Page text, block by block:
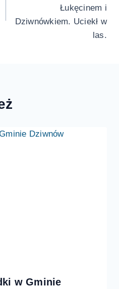
Łukęcinem i
Dziwnówkiem. Uciekł w
las.
w Gminie